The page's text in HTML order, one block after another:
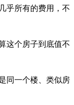
乎所有的费用，不
这个房子到底值不
同一个楼、类似房